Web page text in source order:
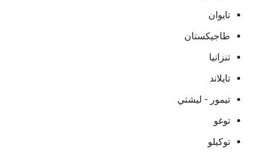
تايوان
طاجيكستان
تنزانيا
تايلاند
تيمور - ليشتي
توغو
توكيلو